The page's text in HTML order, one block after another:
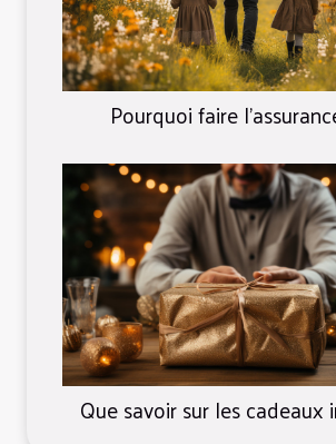
Pourquoi faire
Que savoir sur les cadeaux